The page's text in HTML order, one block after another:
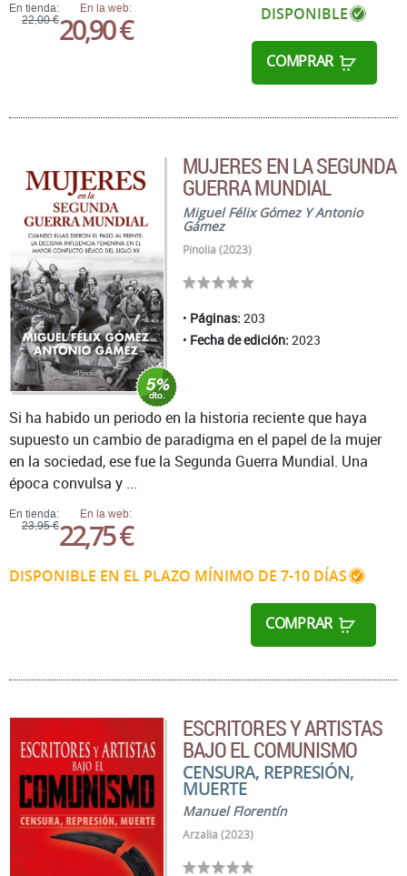
En tienda:
22,00 €
En la web:
20,90 € DISPONIBLE
COMPRAR
MUJERES EN LA SEGUNDA
GUERRA MUNDIAL
Miguel Félix Gómez Y Antonio
Gámez
Pinolia (2023)
Páginas: 203
Fecha de edición: 2023
En tienda:
23,95 €
En la web:
22,75 €
DISPONIBLE EN EL PLAZO MÍNIMO DE 7-10 DÍAS
COMPRAR
Si ha habido un periodo en la historia reciente que haya
supuesto un cambio de paradigma en el papel de la mujer
en la sociedad, ese fue la Segunda Guerra Mundial. Una
época convulsa y ...
ESCRITORES Y ARTISTAS
BAJO EL COMUNISMO
CENSURA, REPRESIÓN,
MUERTE
Manuel Florentín
Arzalia (2023)